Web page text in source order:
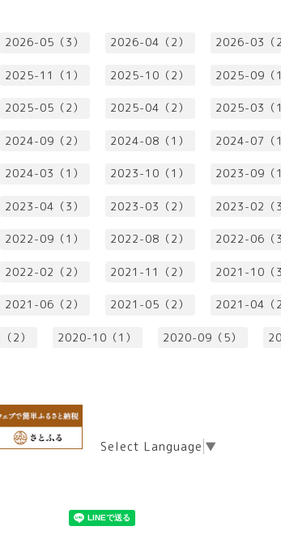
2026-05（3） 2026-04（2） 2026-03（2
2025-11（1） 2025-10（2） 2025-09（1
2025-05（2） 2025-04（2） 2025-03（1
2024-09（2） 2024-08（1） 2024-07（1
2024-03（1） 2023-10（1） 2023-09（1
2023-04（3） 2023-03（2） 2023-02（3
2022-09（1） 2022-08（2） 2022-06（3
2022-02（2） 2021-11（2） 2021-10（3
2021-06（2） 2021-05（2） 2021-04（2
2） 2020-10（1） 2020-09（5）
Select Language ▼